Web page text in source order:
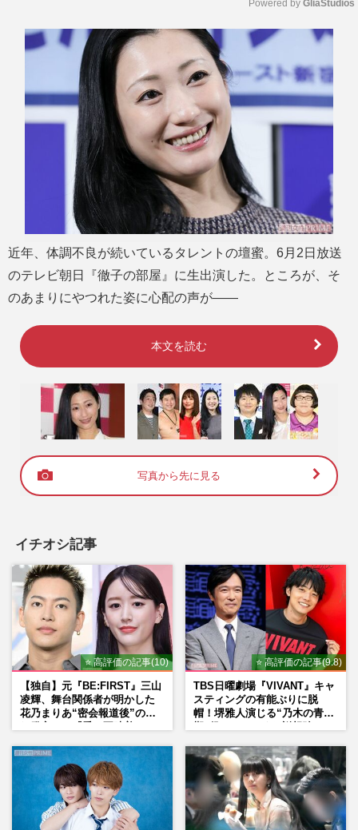
t
e
Powered by GliaStudios
近年、体調不良が続いているタレントの壇蜜。6月2日放送
のテレビ朝日『徹子の部屋』に生出演した。ところが、そ
のあまりにやつれた姿に心配の声が――
本文を読む
写真から先に見る
イチオシ記事
⭐ 高評価の記事(10)
【独自】元『BE:FIRST』三山
凌輝、舞台関係者が明かした
花乃まりあ“密会報道後”の呆
⭐ 高評価の記事(9.8)
TBS日曜劇場『VIVANT』キャ
スティングの有能ぶりに脱
帽！堺雅人演じる“乃木の青年
マン長男・櫻井海音だった